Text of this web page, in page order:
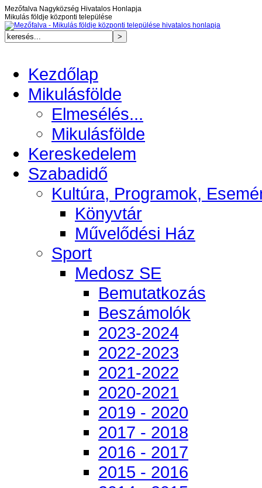
Mezőfalva Nagyközség Hivatalos Honlapja
Mikulás földje központi települése
Kezdőlap
Mikulásfölde
Elmesélés...
Mikulásfölde
Kereskedelem
Szabadidő
Kultúra, Programok,
Könyvtár
Művelődési Ház
Sport
Medosz SE
Bemutatkozás
Beszámolók
2023-2024
2022-2023
2021-2022
2020-2021
2019 - 2020
2017 - 2018
2016 - 2017
2015 - 2016